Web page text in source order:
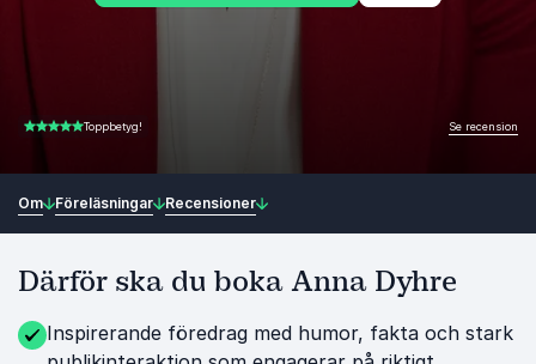
4.50 av 5 Toppbetyg! Se recension
Om Föreläsningar Recensioner
Därför ska du boka Anna Dyhre
Inspirerande föredrag med humor, fakta och stark